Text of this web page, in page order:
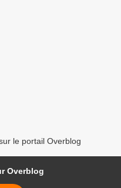
le portail Overblog
Overblog